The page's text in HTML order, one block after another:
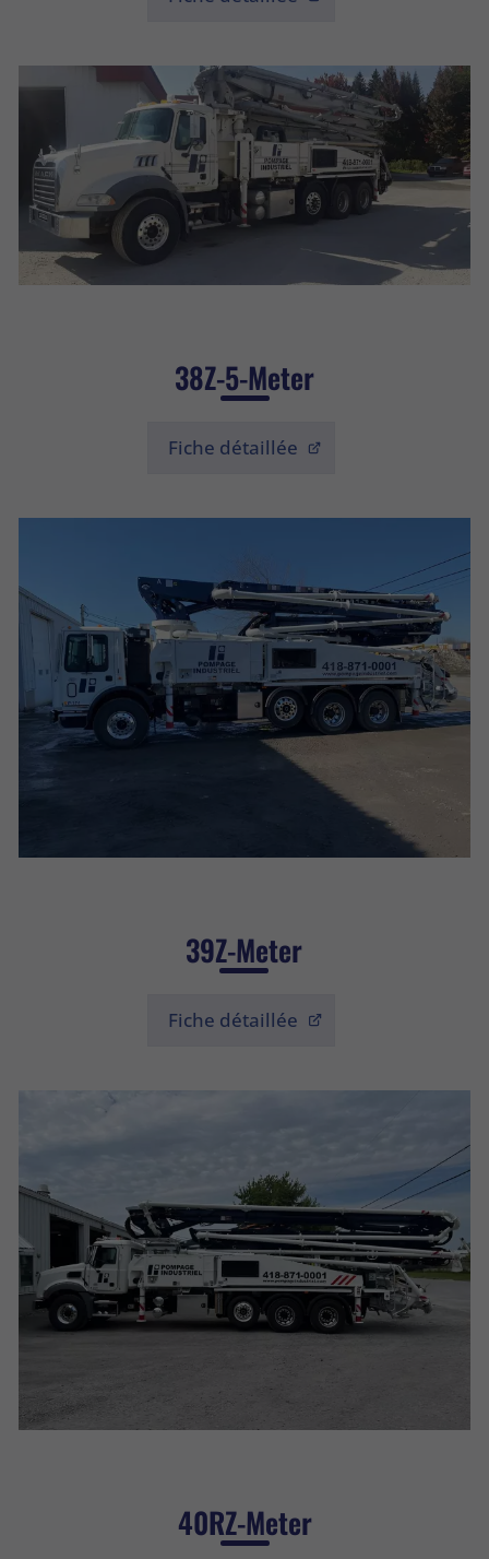
38Z-5-Meter
Fiche détaillée
39Z-Meter
Fiche détaillée
40RZ-Meter